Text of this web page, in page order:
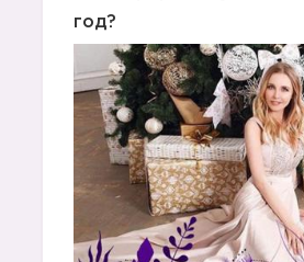
год?